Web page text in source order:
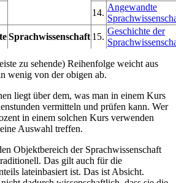
14.
Angewandte
Sprachwissenschaft 15.
Geschichte der
zu sehende) Reihenfolge weicht aus
wenig von der obigen ab.
liegt über dem, was man in einem Kurs
vermitteln und prüfen kann. Wer
in einem solchen Kurs verwenden
Auswahl treffen.
Objektbereich der Sprachwissenschaft
Das gilt auch für die
lateinbasiert ist. Das ist Absicht.